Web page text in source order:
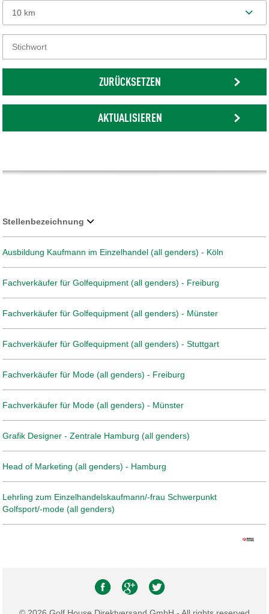
10 km
ZURÜCKSETZEN
AKTUALISIEREN
Stellenbezeichnung
Ausbildung Kaufmann im Einzelhandel (all genders) - Köln
Fachverkäufer für Golfequipment (all genders) - Freiburg
Fachverkäufer für Golfequipment (all genders) - Münster
Fachverkäufer für Golfequipment (all genders) - Stuttgart
Fachverkäufer für Mode (all genders) - Freiburg
Fachverkäufer für Mode (all genders) - Münster
Grafik Designer - Zentrale Hamburg (all genders)
Head of Marketing (all genders) - Hamburg
Lehrling zum Einzelhandelskaufmann/-frau Schwerpunkt
Golfsport/-mode (all genders)